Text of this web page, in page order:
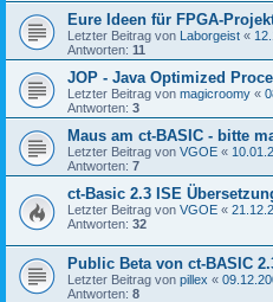
Eure Ideen für FPGA-
Letzter Beitrag von Laborgeist «
Antworten: 11
JOP - Java Optimized
Letzter Beitrag von magicroomy «
Antworten: 3
Maus am ct-BASIC - bitte
Letzter Beitrag von VGOE «
Antworten: 7
ct-Basic 2.3 ISE
Letzter Beitrag von VGOE «
Antworten: 32
Public Beta von ct-BASIC
Letzter Beitrag von pillex «
Antworten: 8